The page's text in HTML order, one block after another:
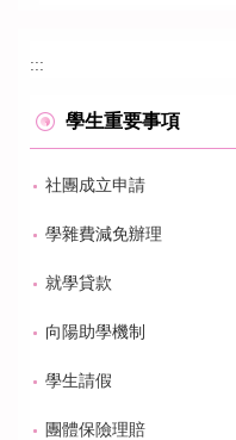
:::
學生重要事項
社團成立申請
學雜費減免辦理
就學貸款
向陽助學機制
學生請假
團體保險理賠